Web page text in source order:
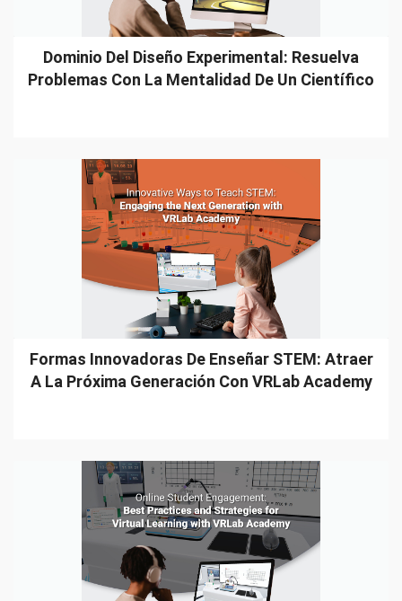
Dominio Del Diseño Experimental: Resuelva
Problemas Con La Mentalidad De Un Científico
Formas Innovadoras De Enseñar STEM: Atraer
A La Próxima Generación Con VRLab Academy